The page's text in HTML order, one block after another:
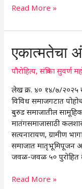
Read More »
एकात्मतेचा
पौरोहित्य,संत्रिका सुवर्ण
लेख क्र. ४० १४/७/२०२५
विविध समाजगटात
बुरुड समाजातील सामूहिक
मातंगसमाजासाठी
सत्यनारायण, ग्रामीण
समाजात मातृभूमिपूजन
जवळ-जवळ ५० पुरोहित
एकात्मतेचा
अंतर्गत
तरल
Read More »